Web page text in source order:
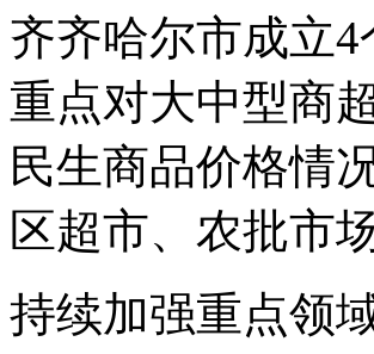
齐齐哈尔市成立
重点对大中型商
民生商品价格情
区超市、农批市
持续加强重点领